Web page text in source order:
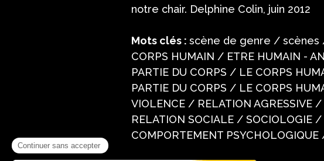
notre chair. Delphine Colin, juin 2012
Mots clés : scène de genre / scènes
CORPS HUMAIN / ETRE HUMAIN -
PARTIE DU CORPS / LE CORPS
PARTIE DU CORPS / LE CORPS
VIOLENCE / RELATION AGRESSIVE
RELATION SOCIALE / SOCIOLOGIE
COMPORTEMENT